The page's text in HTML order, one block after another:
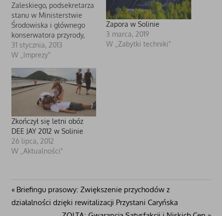
Zaleskiego, podsekretarza
stanu w Ministerstwie
Środowiska i głównego
konserwatora przyrody,
odbyła się uroczysta
inauguracja Karpackiego
2013 ogłosił Mirosław
Karapyta, marszałek
województwa
podkarpackiego. Ten
promocyjny pomysł zrodził
się wśród członków
Kapituły Miłośników
Bieszczadzkiej Przyrody w
związku z 50-leciem
zaprezentowano…
31 stycznia, 2013
W „Imprezy"
Zapora w Solinie
3 marca, 2019
W „Zabytki techniki"
Zkończył się letni obóz
DEE JAY 2012 w Solinie
26 lipca, 2012
W „Aktualności"
Nawigacja
Poprzedni
post:
Briefingu prasowy: Zwiększenie przychodów z
działalności dzięki rewitalizacji Przystani Caryńska